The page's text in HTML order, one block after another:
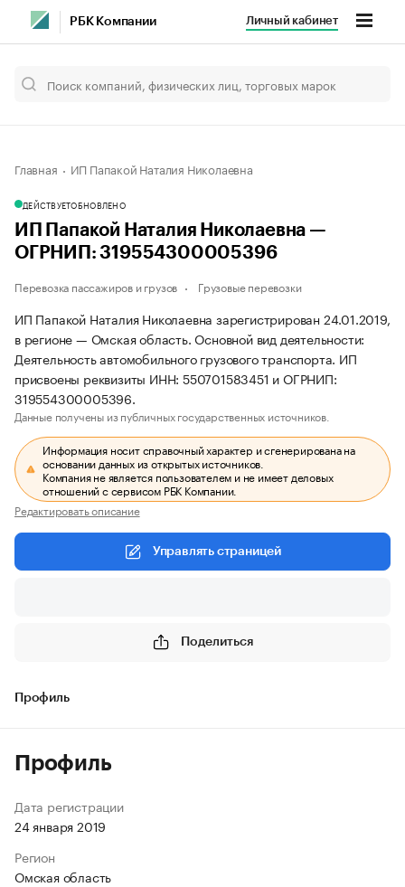
РБК Компании Личный кабинет
Главная ИП Папакой Наталия Николаевна
ДЕЙСТВУЕТОБНОВЛЕНО
ИП Папакой Наталия Николаевна —
ОГРНИП: 319554300005396
Перевозка пассажиров и грузов Грузовые перевозки
ИП Папакой Наталия Николаевна зарегистрирован 24.01.2019,
в регионе — Омская область. Основной вид деятельности:
Деятельность автомобильного грузового транспорта. ИП
присвоены реквизиты ИНН: 550701583451 и ОГРНИП:
319554300005396.
Данные получены из публичных государственных источников.
Информация носит справочный характер и сгенерирована на
основании данных из открытых источников.
Компания не является пользователем и не имеет деловых
отношений с сервисом РБК Компании.
Редактировать описание
Управлять страницей
Поделиться
Профиль
Профиль
Дата регистрации
24 января 2019
Регион
Омская область